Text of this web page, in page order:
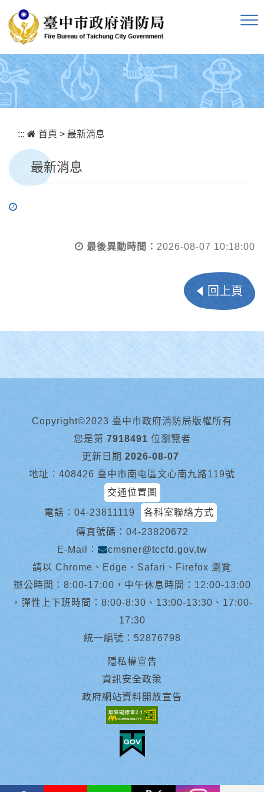
::: 首頁 > 最新消息
最新消息
最後異動時間： 2026-08-07 10:18:00
回上頁
Copyright©2023 臺中市政府消防局版權所有
您是第 7918491 位瀏覽者
更新日期 2026-08-07
地址︰408426 臺中市南屯區文心南九路119號
交通位置圖
電話︰ 04-23811119
各科室聯絡方式
傳真號碼：04-23820672
E-Mail︰
cmsner@tccfd.gov.tw
請以 Chrome、Edge、Safari、Firefox 瀏覽
辦公時間：8:00-17:00，中午休息時間：12:00-13:00
，彈性上下班時間：8:00-8:30、13:00-13:30、17:00-
17:30
統一編號：52876798
隱私權宣告
資訊安全政策
政府網站資料開放宣告